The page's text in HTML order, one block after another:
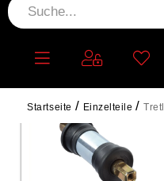
Startseite Einzelteile